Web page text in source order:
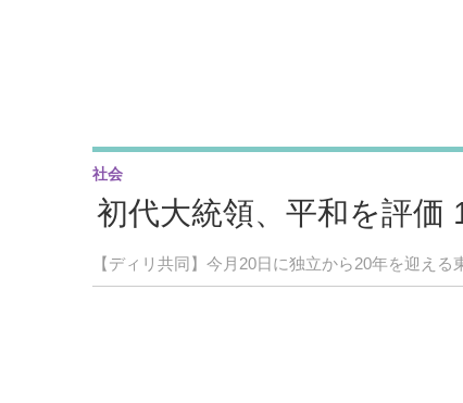
初代大統領、平和を評価
【ディリ共同】今月20日に独立から20年を迎え
社会